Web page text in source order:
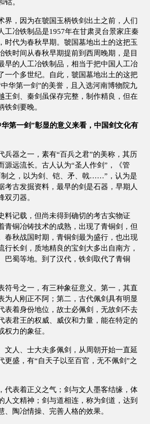
。
界，因为在虢国玉柄铁剑出土之前，人们
工冶铁制品是1957年在甘肃灵台景家庄秦
时代为春秋早期。虢国墓地出土的这把玉
铁时间从春秋早期提前到西周晚期，是目
早的人工冶铁制品，相当于把中国人工冶
一个多世纪。自此，虢国墓地出土的这把
华第一剑”的美誉，且入选河南博物院九
王剑、秦剑虽保存完整，制作精良，但在
铁剑要晚。
第一剑”彰显的意义来看，中国剑文化有
兵器之一，素有“百兵之君”的美称，其历
源远流长。古人认为“圣人作剑”，《管
制之，以为剑、铠、矛、戟……”，认为是
考古发掘资料，最早的剑是石器，早期人
双刃器。
料记载，但尚未得到确切的考古实物证
青铜冶铸技术的成熟，出现了青铜剑，但
春秋战国时期，青铜剑最为盛行，也出现
行长剑，质地精良的宝剑大多出自南方，
巴蜀等地。到了汉代，铁剑取代了青铜
符号之一，有三种象征意义。第一，其直
为人刚正不阿；第二，古代佩剑具有明显
表着身份地位，故士必佩剑，无故剑不去
表君王的权威、威仪和力量，能在特定的
权力的象征。
文人、士大夫多佩剑，从周朝开始一直延
更盛，有“自天子以至百官，无不佩剑”之
代表着正义之气；剑与文人墨客结缘，体
人文精神；剑与道相连，称为剑道，达到
、陶冶情操、完善人格的效果。